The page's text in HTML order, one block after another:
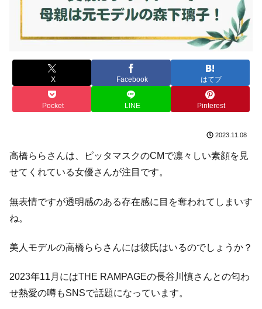
X Facebook はてブ
Pocket LINE Pinterest
2023.11.08
高橋ららさんは、ピッタマスクのCMで凛々しい素顔を見
せてくれている女優さんが注目です。
無表情ですが透明感のある存在感に目を奪われてしまいす
ね。
美人モデルの高橋ららさんには彼氏はいるのでしょうか？
2023年11月にはTHE RAMPAGEの長谷川慎さんとの匂わ
せ熱愛の噂もSNSで話題になっています。